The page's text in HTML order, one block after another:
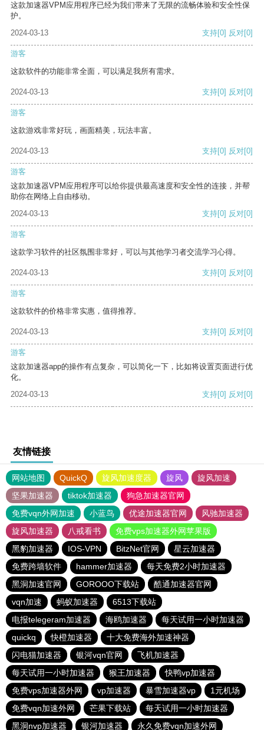
这款加速器VPM应用程序已经为我们带来了无限的流畅体验和安全性保
护。
2024-03-13
支持[0] 反对[0]
游客
这款软件的功能非常全面，可以满足我所有需求。
2024-03-13 支持[0] 反对[0]
游客
这款游戏非常好玩，画面精美，玩法丰富。
2024-03-13 支持[0] 反对[0]
游客
这款加速器VPM应用程序可以给你提供最高速度和安全性的连接，并帮
助你在网络上自由移动。
2024-03-13
支持[0] 反对[0]
游客
这款学习软件的社区氛围非常好，可以与其他学习者交流学习心得。
2024-03-13 支持[0] 反对[0]
游客
这款软件的价格非常实惠，值得推荐。
2024-03-13 支持[0] 反对[0]
游客
这款加速器app的操作有点复杂，可以简化一下，比如将设置页面进行优
化。
2024-03-13
支持[0] 反对[0]
友情链接
网站地图 QuickQ 旋风加速度器 旋风
旋风加速
坚果加速器
tiktok加速器
狗急加速器官网
免费vqn外网加速
小蓝鸟 优途加速器官网
风驰加速器
旋风加速器
八戒看书
免费vps加速器外网苹果版
黑豹加速器
IOS-VPN BitzNet官网
星云加速器
免费跨墙软件
hammer加速器
每天免费2小时加速器
黑洞加速官网
GOROOO下载站
酷通加速器官网
vqn加速
蚂蚁加速器
6513下载站
电报telegeram加速器
海鸥加速器
每天试用一小时加速器
quickq
快橙加速器
十大免费海外加速神器
闪电猫加速器
银河vqn官网
飞机加速器
每天试用一小时加速器
猴王加速器
快鸭vp加速器
免费vps加速器外网
vp加速器 暴雪加速器vp
1元机场
免费vqn加速外网
芒果下载站
每天试用一小时加速器
黑洞nvp加速器
银河加速器 永久免费vqn加速外网